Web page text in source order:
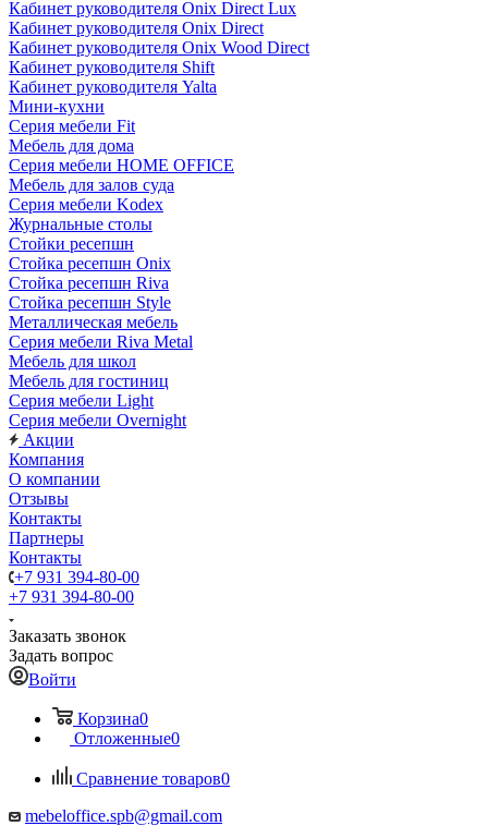
Кабинет руководителя Onix Direct Lux
Кабинет руководителя Onix Direct
Кабинет руководителя Onix Wood Direct
Кабинет руководителя Shift
Кабинет руководителя Yalta
Мини-кухни
Серия мебели Fit
Мебель для дома
Серия мебели HOME OFFICE
Мебель для залов суда
Серия мебели Kodex
Журнальные столы
Стойки ресепшн
Стойка ресепшн Onix
Стойка ресепшн Riva
Стойка ресепшн Style
Металлическая мебель
Серия мебели Riva Metal
Мебель для школ
Мебель для гостиниц
Серия мебели Light
Серия мебели Overnight
Акции
Компания
О компании
Отзывы
Контакты
Партнеры
Контакты
+7 931 394-80-00
+7 931 394-80-00
Заказать звонок
Задать вопрос
Войти
Корзина0
Отложенные0
Сравнение товаров0
mebeloffice.spb@gmail.com